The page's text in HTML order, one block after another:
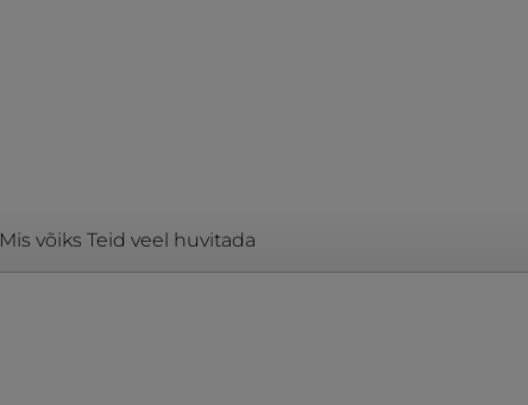
Mis võiks Teid veel huvitada